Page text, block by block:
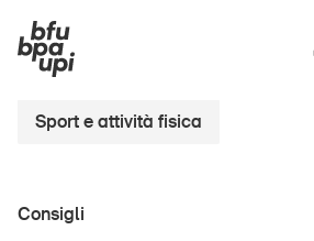
Sport e attività fisica
Sport e attività fisica
Consigli